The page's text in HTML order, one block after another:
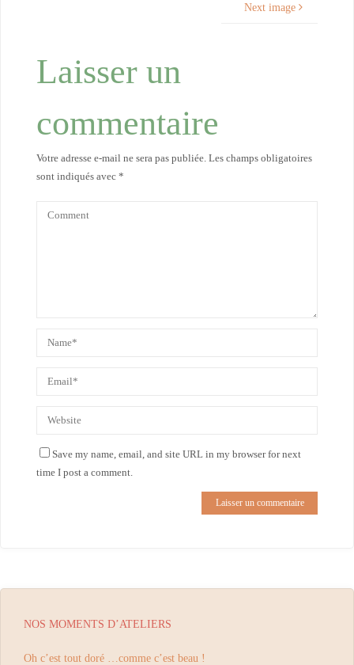
Next image
Laisser un
commentaire
Votre adresse e-mail ne sera pas publiée. Les champs obligatoires
sont indiqués avec *
Save my name, email, and site URL in my browser for next
time I post a comment.
NOS MOMENTS D’ATELIERS
Oh c’est tout doré …comme c’est beau !